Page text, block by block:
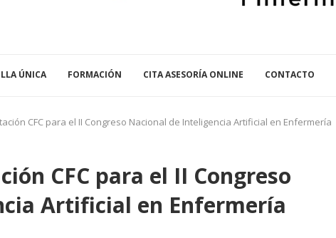
ÚNICA FORMACIÓN CITA ASESORÍA ONLINE CONTACTO
CFC para el II Congreso Nacional de Inteligencia Artificial en Enfermería
CFC para el II Congreso
Artificial en Enfermería